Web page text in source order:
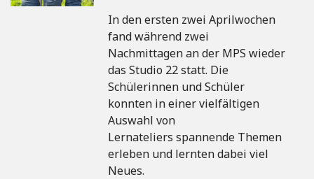
In den ersten zwei Aprilwochen
fand während zwei
Nachmittagen an der MPS wieder
das Studio 22 statt. Die
Schülerinnen und Schüler
konnten in einer vielfältigen
Auswahl von
Lernateliers spannende Themen
erleben und lernten dabei viel
Neues.